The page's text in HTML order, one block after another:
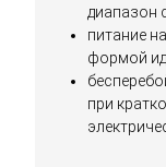
диапазон
питание
формой
при